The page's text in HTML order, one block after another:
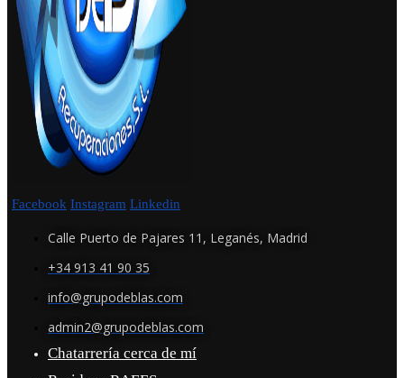
Facebook Instagram Linkedin
Calle Puerto de Pajares 11, Leganés, Madrid
+34 913 41 90 35
info@grupodeblas.com
admin2@grupodeblas.com
Chatarrería cerca de mí